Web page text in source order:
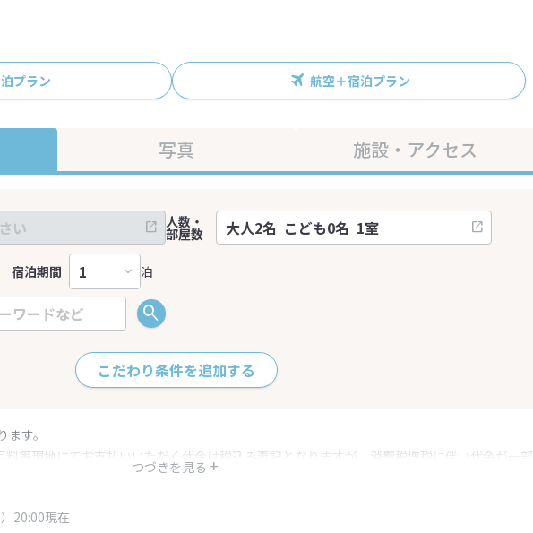
プラン 航空＋宿泊プラン
写真 施設・アクセス
宿泊期間 泊
人数・
部屋数
こだわり条件を追加する
つづきを見る
す。
等現地にてお支払いいただく代金は税込み表記となりますが、消費税増税に伴い代金が一部
20:00現在